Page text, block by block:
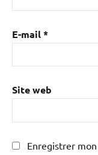
E-mail*
Site web
Enregistrer